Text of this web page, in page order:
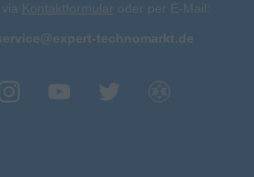
Kontaktformular oder per E-Mail:
technomarkt.de